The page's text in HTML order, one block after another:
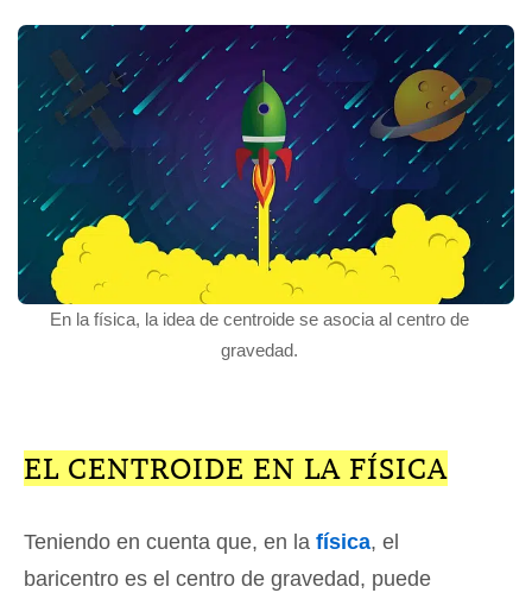
En la física, la idea de centroide se asocia al centro de
gravedad.
EL CENTROIDE EN LA FÍSICA
Teniendo en cuenta que, en la física, el
baricentro es el centro de gravedad, puede